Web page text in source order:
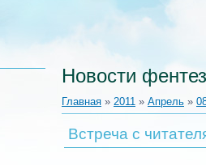
Новости
Главная » 2011 » Апрель »
Встреча с